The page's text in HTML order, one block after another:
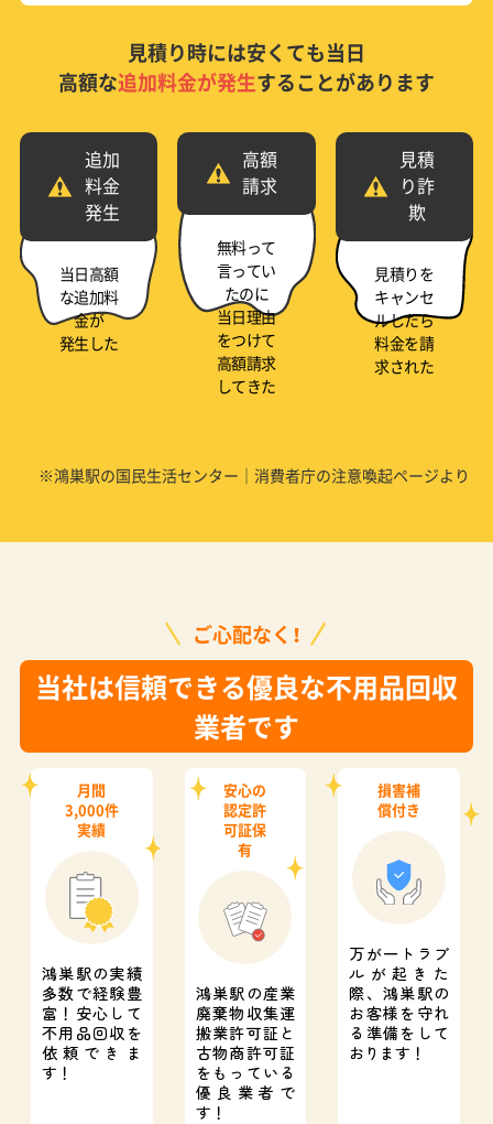
見積り時には安くても当日
高額な追加料金が発生することがあります
追加
料金
発生
当日高額
な追加料
金が
発生した
高額
請求
無料って
言ってい
たのに
当日理由
をつけて
高額請求
してきた
見積
り詐
欺
見積りを
キャンセ
ルしたら
料金を請
求された
※鴻巣駅の国民生活センター｜消費者庁の注意喚起ページより
ご心配なく！
当社は信頼できる優良な不用品回収
業者です
月間
3,000件
実績
鴻巣駅の実績
多数で経験豊
富！ 安心して
不用品回収を
依頼できま
す！
安心の
認定許
可証保
有
鴻巣駅の産業
廃棄物収集運
搬業許可証と
古物商許可証
をもっている
優良業者で
す！
損害補
償付き
万が一トラブ
ルが起きた
際、鴻巣駅の
お客様を守れ
る準備をして
おります！